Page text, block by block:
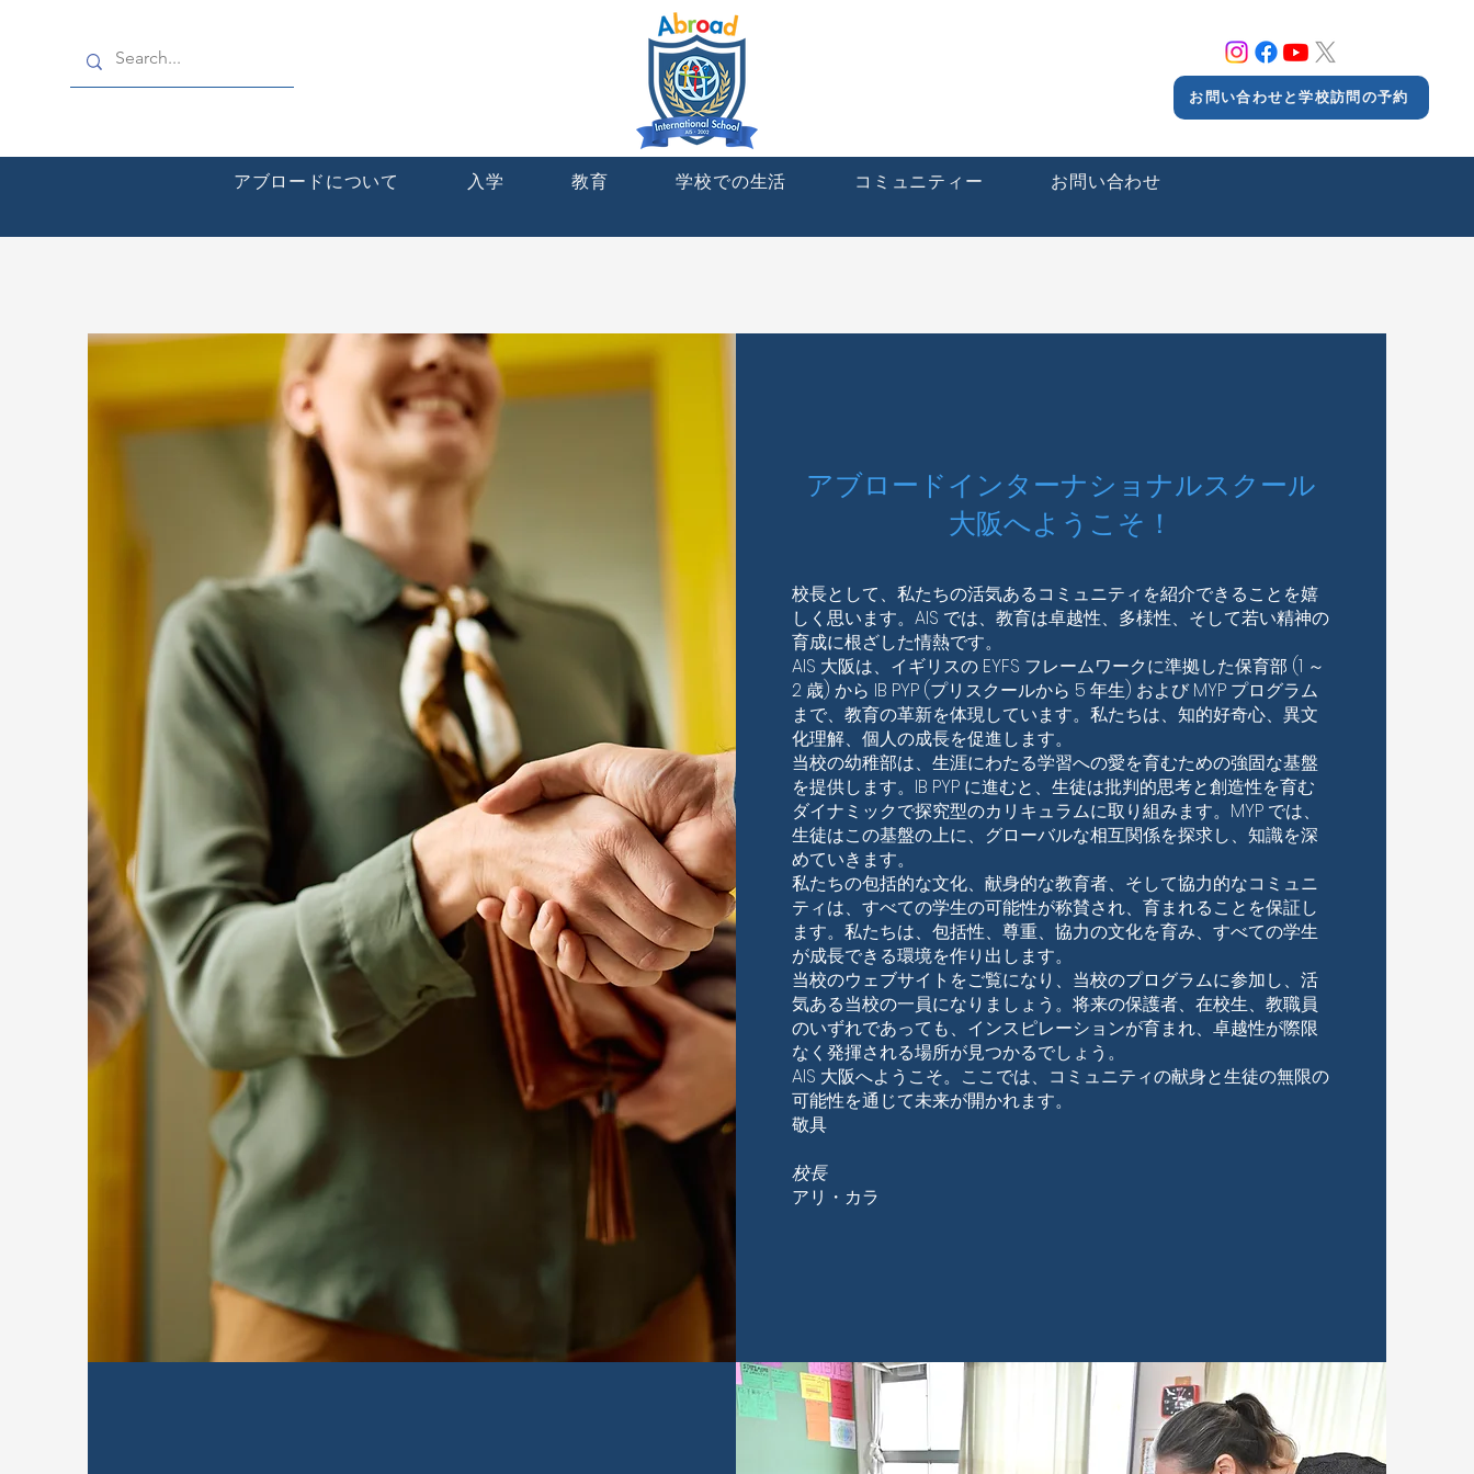
お問い合わせと学校訪問の予約
アブロードについて 入学 教育 学校での生活 コミュニティー お問い合わせ
アブロードインターナショナルスクール
大阪へようこそ！
校長として、私たちの活気あるコミュニティを紹介できることを嬉
しく思います。AIS では、教育は卓越性、多様性、そして若い精神の
育成に根ざした情熱です。
AIS 大阪は、イギリスの EYFS フレームワークに準拠した保育部 (1 ～
2 歳) から IB PYP (プリスクールから 5 年生) および MYP プログラム
まで、教育の革新を体現しています。私たちは、知的好奇心、異文
化理解、個人の成長を促進します。
当校の幼稚部は、生涯にわたる学習への愛を育むための強固な基盤
を提供します。IB PYP に進むと、生徒は批判的思考と創造性を育む
ダイナミックで探究型のカリキュラムに取り組みます。MYP では、
生徒はこの基盤の上に、グローバルな相互関係を探求し、知識を深
めていきます。
私たちの包括的な文化、献身的な教育者、そして協力的なコミュニ
ティは、すべての学生の可能性が称賛され、育まれることを保証し
ます。私たちは、包括性、尊重、協力の文化を育み、すべての学生
が成長できる環境を作り出します。
当校のウェブサイトをご覧になり、当校のプログラムに参加し、活
気ある当校の一員になりましょう。将来の保護者、在校生、教職員
のいずれであっても、インスピレーションが育まれ、卓越性が際限
なく発揮される場所が見つかるでしょう。
AIS 大阪へようこそ。ここでは、コミュニティの献身と生徒の無限の
可能性を通じて未来が開かれます。
敬具
校長
アリ・カラ